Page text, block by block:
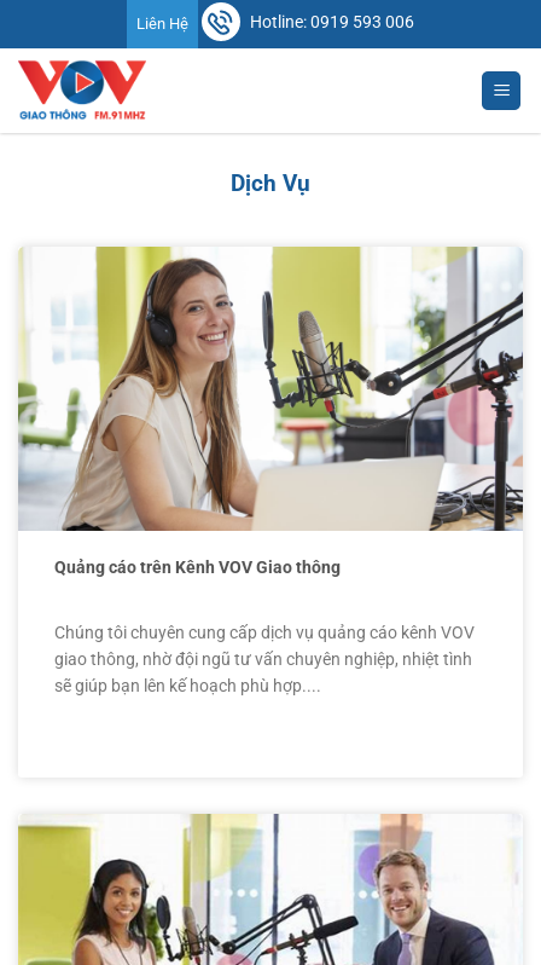
đến
nội
dung
Liên Hệ Hotline: 0919 593 006
Dịch Vụ
Quảng cáo trên Kênh VOV Giao thông
Chúng tôi chuyên cung cấp dịch vụ quảng cáo kênh VOV
giao thông, nhờ đội ngũ tư vấn chuyên nghiệp, nhiệt tình
sẽ giúp bạn lên kế hoạch phù hợp....